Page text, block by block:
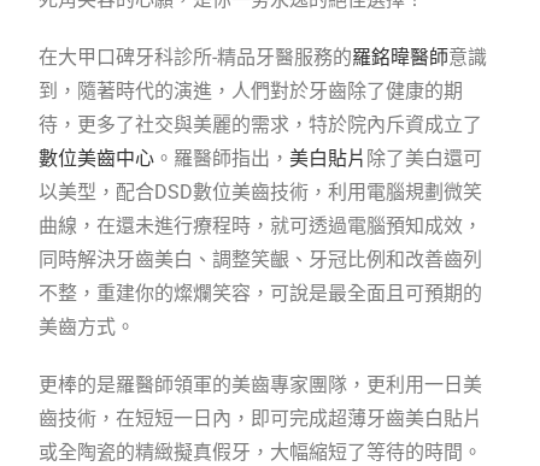
在大甲口碑牙科診所-精品牙醫服務的羅銘暐醫師意識
到，隨著時代的演進，人們對於牙齒除了健康的期
待，更多了社交與美麗的需求，特於院內斥資成立了
數位美齒中心 。羅醫師指出， 美白貼片 除了美白還可
以美型，配合DSD數位美齒技術，利用電腦規劃微笑
曲線，在還未進行療程時，就可透過電腦預知成效，
同時解決牙齒美白、調整笑齦、牙冠比例和改善齒列
不整，重建你的燦爛笑容，可說是最全面且可預期的
美齒方式。
更棒的是羅醫師領軍的美齒專家團隊，更利用一日美
齒技術，在短短一日內，即可完成超薄牙齒美白貼片
或全陶瓷的精緻擬真假牙，大幅縮短了等待的時間。